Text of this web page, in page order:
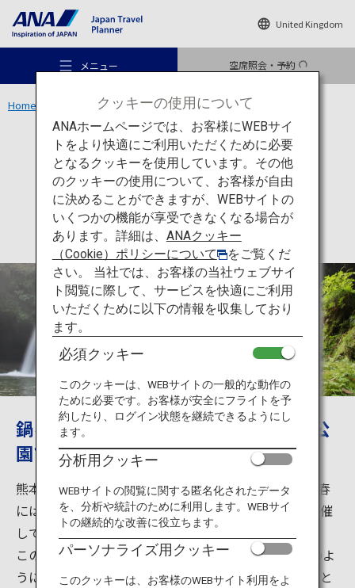
United Kingdom
メニュー 空席照会・予約
おすすめの旅
旅のアイデア
行き先
旅のお役立ち情報
ANA サービス
Home 九州エリア 鍋ヶ滝公園
アクティビティ 熊本
鍋ヶ滝公園
鍋ヶ滝の美しさを堪能、春には鍋ヶ滝公
園ではライトアップが見られます。
熊本県の鍋ヶ滝公園は滝がとても美しい観光地です。春
には鍋ヶ滝の裏からライトアップされるイベントも開催
しています。
この滝の落差は約10ｍ、幅は約20ｍあり、カーテンのよ
うに幅広く落ちる水が木漏れ日に照らされる様子は、と
クッキーの使用について
ANAホームページでは、お客様にWEBサイ
トをより快適にご利用いただくために必要
となるクッキーを使用しています。その他
のクッキーの使用について、お客様が自由
に決めることができますが、WEBサイトの
いくつかの機能が享受できなくなる場合が
あります。詳細は、 ANAクッキー
（Cookie）ポリシーについて
をご覧くだ
さい。 当社では、お客様の当社ウェブサイ
ト閲覧に際して、サービスを快適にご利用
いただくために以下の情報を収集しており
ます。
必須クッキー
このクッキーは、WEBサイトの一般的な動作の
ために必要です。お客様が安全にフライトを予
約したり、ログイン状態を継続できるようにし
ます。
分析用クッキー
WEBサイトの閲覧に関する匿名化されたデータ
を、分析や統計のために利用します。WEBサイ
トの継続的な改善に役立ちます。
パーソナライズ用クッキー
このクッキーは、お客様のWEBサイト利用をよ